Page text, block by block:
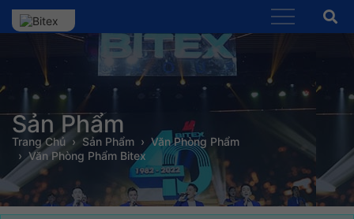
Sản Phẩm
Trang Chủ Sản Phẩm
Văn Phòng Phẩm
Văn Phòng Phẩm Bitex